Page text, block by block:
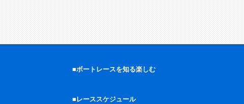
■ボートレースを知る楽しむ
■レーススケジュール